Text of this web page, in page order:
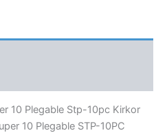
10 Plegable Stp-10pc Kirkor
10 Plegable STP-10PC